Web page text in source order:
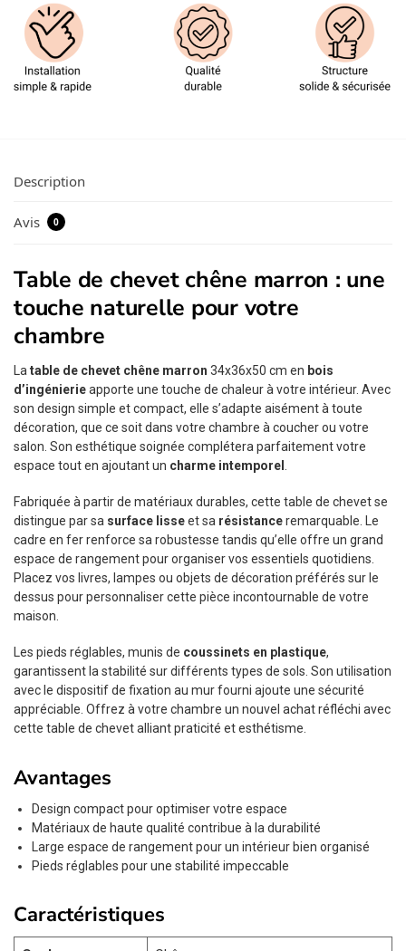
Description
Avis 0
Table de chevet chêne marron : une
touche naturelle pour votre
chambre
La table de chevet chêne marron 34x36x50 cm en bois
d’ingénierieapporte une touche de chaleur à votre intérieur. Avec
son design simple et compact, elle s’adapte aisément à toute
décoration, que ce soit dans votre chambre à coucher ou votre
salon. Son esthétique soignée complétera parfaitement votre
espace tout en ajoutant un charme intemporel
Fabriquée à partir de matériaux durables, cette table de chevet se
distingue par sa surface lisseet sa résistanceremarquable. Le
cadre en fer renforce sa robustesse tandis qu’elle offre un grand
espace de rangement pour organiser vos essentiels quotidiens.
Placez vos livres, lampes ou objets de décoration préférés sur le
dessus pour personnaliser cette pièce incontournable de votre
maison.
Les pieds réglables, munis de coussinets en plastique,
garantissent la stabilité sur différents types de sols. Son utilisation
avec le dispositif de fixation au mur fourni ajoute une sécurité
appréciable. Offrez à votre chambre un nouvel achat réfléchi avec
cette table de chevet alliant praticité et esthétisme.
Avantages
Design compact pour optimiser votre espace
Matériaux de haute qualité contribue à la durabilité
Large espace de rangement pour un intérieur bien organisé
Pieds réglables pour une stabilité impeccable
Caractéristiques